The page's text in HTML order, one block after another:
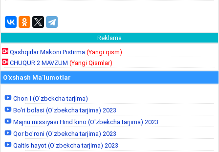
Reklama
Qashqirlar Makoni Pistirma (Yangi qism)
CHUQUR 2 MAVZUM (Yangi Qismlar)
O'xshash Ma'lumotlar
Chon-I (O'zbekcha tarjima)
Bo'ri bolasi (O'zbekcha tarjima) 2023
Majnu missiyasi Hind kino (O'zbekcha tarjima) 2023
Qor bo'roni (O'zbekcha tarjima) 2023
Qaltis hayot (O'zbekcha tarjima) 2023